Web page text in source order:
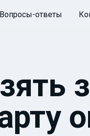
Вопросы-ответы